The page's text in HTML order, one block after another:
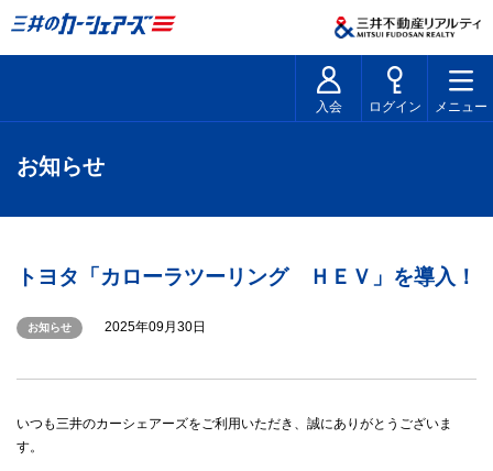
入会 ログイン メニュー
お知らせ
トヨタ「カローラツーリング ＨＥＶ」を導入！
お知らせ 2025年09月30日
いつも三井のカーシェアーズをご利用いただき、誠にありがとうございま
す。